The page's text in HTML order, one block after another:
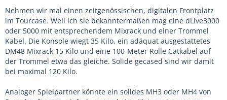
Nehmen wir mal einen zeitgenössischen, digitalen Frontplatz
im Tourcase. Weil ich sie bekanntermaßen mag eine dLive3000
oder 5000 mit entsprechendem Mixrack und einer Trommel
Kabel. Die Konsole wiegt 35 Kilo, ein adäquat ausgestattetes
DM48 Mixrack 15 Kilo und eine 100-Meter Rolle Catkabel auf
der Trommel etwa das gleiche. Solide gecased sind wir damit
bei maximal 120 Kilo.
Analoger Spielpartner könnte ein solides MH3 oder MH4 von